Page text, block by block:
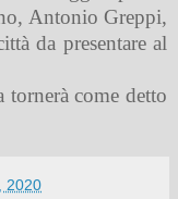
Antonio Greppi,
da presentare al
come detto
2020